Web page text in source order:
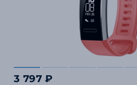
3 797 ₽